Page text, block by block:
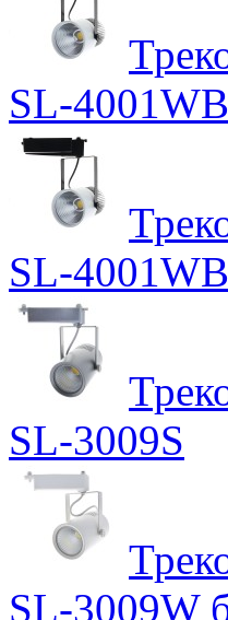
SL-4001WB
SL-4001WB
SL-3009S
SL-3009W